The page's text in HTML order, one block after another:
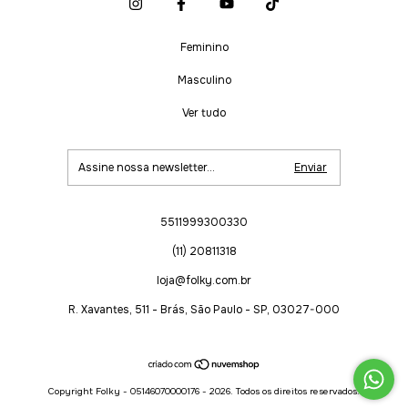
Feminino
Masculino
Ver tudo
5511999300330
(11) 20811318
loja@folky.com.br
R. Xavantes, 511 - Brás, São Paulo - SP, 03027-000
Copyright Folky - 05146070000176 - 2026. Todos os direitos reservados.